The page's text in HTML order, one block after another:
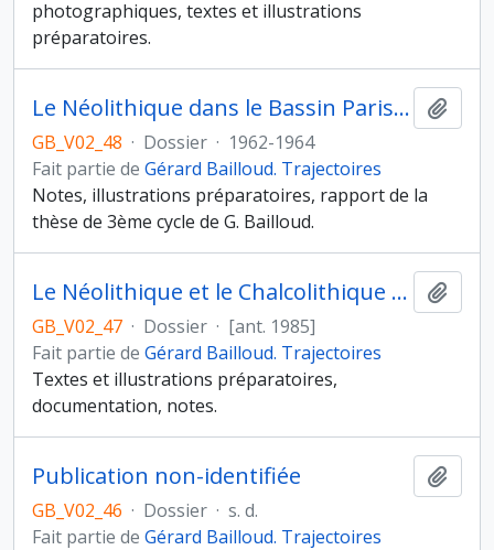
photographiques, textes et illustrations
préparatoires.
Le Néolithique dans le Bassin Parisien
GB_V02_48 · Dossier · 1962-1964
Fait partie de Gérard Bailloud. Trajectoires
Notes, illustrations préparatoires, rapport de la
thèse de 3ème cycle de G. Bailloud.
Le Néolithique et le Chalcolithique en France
GB_V02_47 · Dossier · [ant. 1985]
Fait partie de Gérard Bailloud. Trajectoires
Textes et illustrations préparatoires,
documentation, notes.
Publication non-identifiée
GB_V02_46 · Dossier · s. d.
Fait partie de Gérard Bailloud. Trajectoires